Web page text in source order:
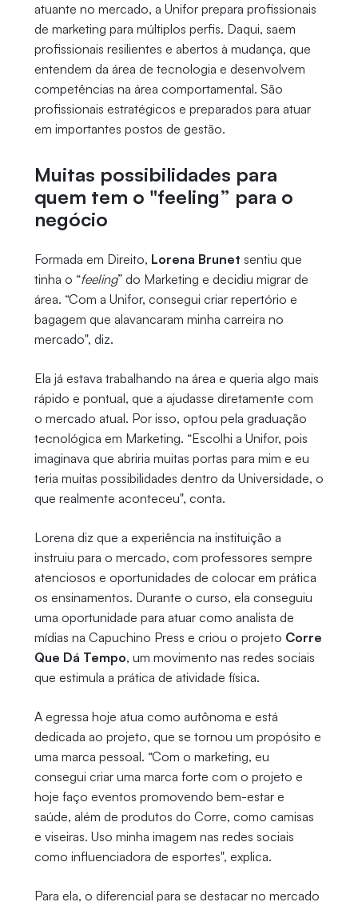
atuante no mercado, a Unifor prepara profissionais
de marketing para múltiplos perfis. Daqui, saem
profissionais resilientes e abertos à mudança, que
entendem da área de tecnologia e desenvolvem
competências na área comportamental. São
profissionais estratégicos e preparados para atuar
em importantes postos de gestão.
Muitas possibilidades para
quem tem o "feeling” para o
negócio
Formada em Direito, Lorena Brunet sentiu que
tinha o “feeling” do Marketing e decidiu migrar de
área. “Com a Unifor, consegui criar repertório e
bagagem que alavancaram minha carreira no
mercado", diz.
Ela já estava trabalhando na área e queria algo mais
rápido e pontual, que a ajudasse diretamente com
o mercado atual. Por isso, optou pela graduação
tecnológica em Marketing. “Escolhi a Unifor, pois
imaginava que abriria muitas portas para mim e eu
teria muitas possibilidades dentro da Universidade, o
que realmente aconteceu", conta.
Lorena diz que a experiência na instituição a
instruiu para o mercado, com professores sempre
atenciosos e oportunidades de colocar em prática
os ensinamentos. Durante o curso, ela conseguiu
uma oportunidade para atuar como analista de
mídias na Capuchino Press e criou o projeto Corre
Que Dá Tempo, um movimento nas redes sociais
que estimula a prática de atividade física.
A egressa hoje atua como autônoma e está
dedicada ao projeto, que se tornou um propósito e
uma marca pessoal. “Com o marketing, eu
consegui criar uma marca forte com o projeto e
hoje faço eventos promovendo bem-estar e
saúde, além de produtos do Corre, como camisas
e viseiras. Uso minha imagem nas redes sociais
como influenciadora de esportes", explica.
Para ela, o diferencial para se destacar no mercado